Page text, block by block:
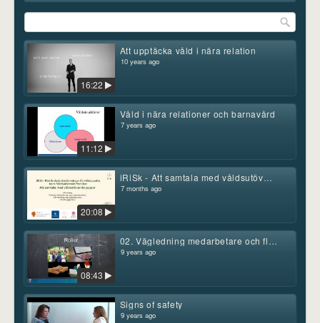
16:22
Att upptäcka våld i nära relation
10 years ago
11:12
Våld i nära relationer och barnavård
7 years ago
20:08
iRiSk - Att samtala med våldsutövande pappor
7 months ago
08:43
02. Vägledning medarbetare och flödesschema
9 years ago
Signs of safety
9 years ago